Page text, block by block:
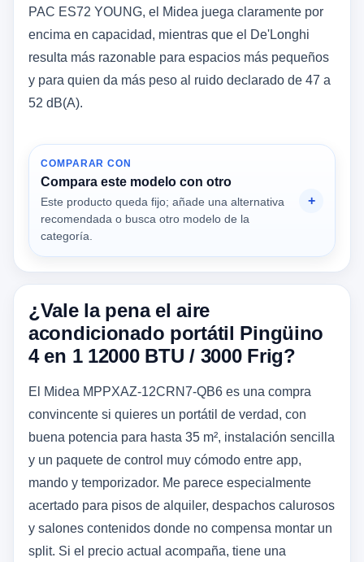
PAC ES72 YOUNG, el Midea juega claramente por
encima en capacidad, mientras que el De'Longhi
resulta más razonable para espacios más pequeños
y para quien da más peso al ruido declarado de 47 a
52 dB(A).
COMPARAR CON
Compara este modelo con otro
Este producto queda fijo; añade una alternativa
recomendada o busca otro modelo de la
categoría.
¿Vale la pena el aire
acondicionado portátil Pingüino
4 en 1 12000 BTU / 3000 Frig?
El Midea MPPXAZ-12CRN7-QB6 es una compra
convincente si quieres un portátil de verdad, con
buena potencia para hasta 35 m², instalación sencilla
y un paquete de control muy cómodo entre app,
mando y temporizador. Me parece especialmente
acertado para pisos de alquiler, despachos calurosos
y salones contenidos donde no compensa montar un
split. Si el precio actual acompaña, tiene una